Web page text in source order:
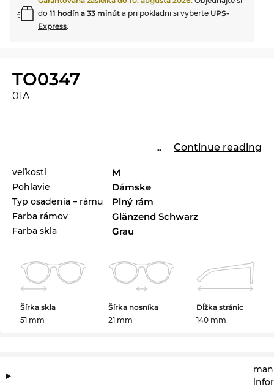
do 11 hodín a 33 minút a pri pokladni si vyberte UPS-
Express.
TO0347
01A
... Continue reading
veľkosti M
Pohlavie Dámske
Typ osadenia – rámu Plný rám
Farba rámov Glänzend Schwarz
Farba skla Grau
Šírka skla
51 mm
Šírka nosníka
21 mm
Dĺžka stránic
140 mm